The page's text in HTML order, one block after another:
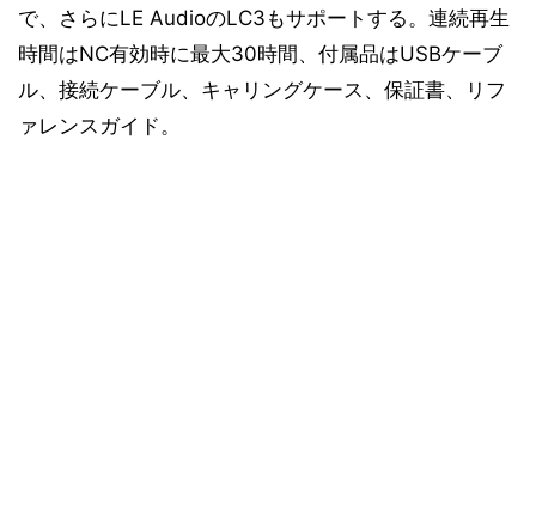
で、さらにLE AudioのLC3もサポートする。連続再生
時間はNC有効時に最大30時間、付属品はUSBケーブ
ル、接続ケーブル、キャリングケース、保証書、リフ
ァレンスガイド。